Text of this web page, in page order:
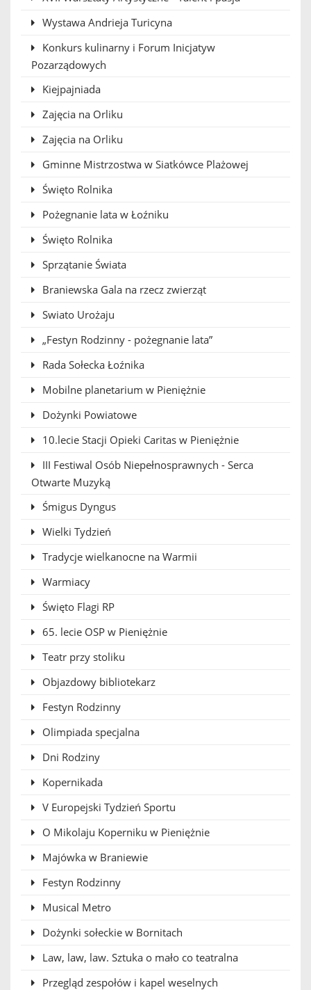
Wystawa Andrieja Turicyna
Konkurs kulinarny i Forum Inicjatyw
Pozarządowych
Kiejpajniada
Zajęcia na Orliku
Zajęcia na Orliku
Gminne Mistrzostwa w Siatkówce Plażowej
Święto Rolnika
Pożegnanie lata w Łoźniku
Święto Rolnika
Sprzątanie Świata
Braniewska Gala na rzecz zwierząt
Swiato Urożaju
„Festyn Rodzinny - pożegnanie lata”
Rada Sołecka Łoźnika
Mobilne planetarium w Pieniężnie
Dożynki Powiatowe
10.lecie Stacji Opieki Caritas w Pieniężnie
III Festiwal Osób Niepełnosprawnych - Serca
Otwarte Muzyką
Śmigus Dyngus
Wielki Tydzień
Tradycje wielkanocne na Warmii
Warmiacy
Święto Flagi RP
65. lecie OSP w Pieniężnie
Teatr przy stoliku
Objazdowy bibliotekarz
Festyn Rodzinny
Olimpiada specjalna
Dni Rodziny
Kopernikada
V Europejski Tydzień Sportu
O Mikolaju Koperniku w Pieniężnie
Majówka w Braniewie
Festyn Rodzinny
Musical Metro
Dożynki sołeckie w Bornitach
Law, law, law. Sztuka o mało co teatralna
Przegląd zespołów i kapel weselnych